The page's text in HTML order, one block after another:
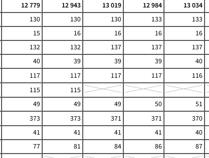
12 779 12 943 13 019 12 984
13 034
130 130 130 133
133
15 16 16 16
16
132 132 137 137
137
40 39 39 39
40
117 117 117 117
116
115
115
49 49 49 50
51
373 373 371 371
370
41 41 41 41
40
77 81 84 86
87